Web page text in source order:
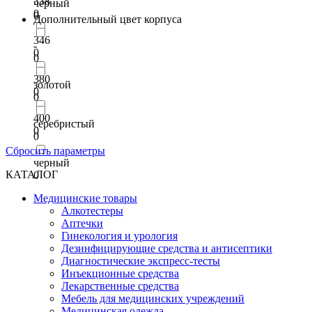
0
346
0
380
0
400
0
черный
0
Дополнительный цвет корпуса
-
0
золотой
0
серебристый
0
черный
0
Сбросить параметры
КАТАЛОГ
Медицинские товары
Алкотестеры
Аптечки
Гинекология и урология
Дезинфицирующие средства и антисептики
Диагностические экспресс-тесты
Инъекционные средства
Лекарственные средства
Мебель для медицинских учреждений